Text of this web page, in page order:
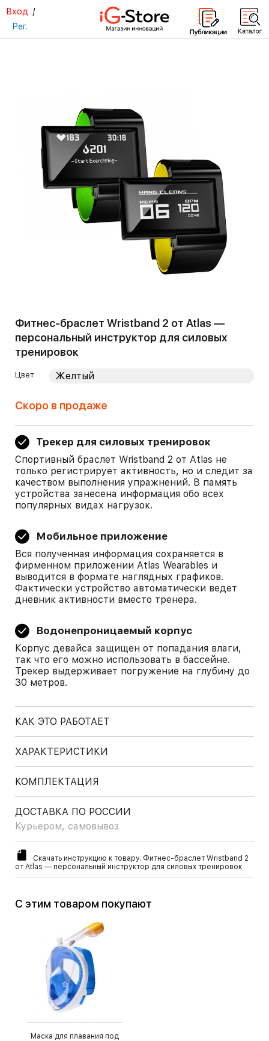
Вход /
Рег.
Фитнес-браслет Wristband 2 от Atlas —
персональный инструктор для силовых
тренировок
Цвет
Скоро в продаже
Трекер для силовых тренировок
Спортивный браслет Wristband 2 от Atlas не
только регистрирует активность, но и следит за
качеством выполнения упражнений. В память
устройства занесена информация обо всех
популярных видах нагрузок.
Мобильное приложение
Вся полученная информация сохраняется в
фирменном приложении Atlas Wearables и
выводится в формате наглядных графиков.
Фактически устройство автоматически ведет
дневник активности вместо тренера.
Водонепроницаемый корпус
Корпус девайса защищен от попадания влаги,
так что его можно использовать в бассейне.
Трекер выдерживает погружение на глубину до
30 метров.
КАК ЭТО РАБОТАЕТ
ХАРАКТЕРИСТИКИ
КОМПЛЕКТАЦИЯ
ДОСТАВКА ПО РОССИИ
Курьером, самовывоз
Скачать инструкцию к товару. Фитнес-браслет Wristband 2
от Atlas — персональный инструктор для силовых тренировок
С этим товаром покупают
Маска для плавания под